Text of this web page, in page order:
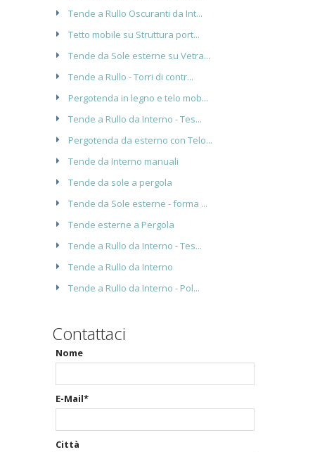
Tende a Rullo Oscuranti da Int...
Tetto mobile su Struttura port...
Tende da Sole esterne su Vetra...
Tende a Rullo - Torri di contr...
Pergotenda in legno e telo mob...
Tende a Rullo da Interno - Tes...
Pergotenda da esterno con Telo...
Tende da Interno manuali
Tende da sole a pergola
Tende da Sole esterne - forma ...
Tende esterne a Pergola
Tende a Rullo da Interno - Tes...
Tende a Rullo da Interno
Tende a Rullo da Interno - Pol...
Contattaci
Nome
E-Mail*
Città